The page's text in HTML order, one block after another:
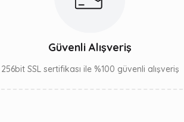
Güvenli Alışveriş
256bit SSL sertifikası ile %100 güvenli alışveriş